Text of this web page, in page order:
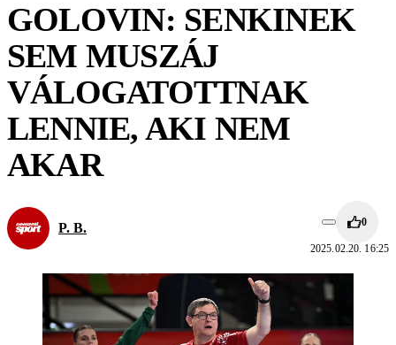
GOLOVIN: SENKINEK
SEM MUSZÁJ
VÁLOGATOTTNAK
LENNIE, AKI NEM
AKAR
P. B. 0
2025.02.20. 16:25